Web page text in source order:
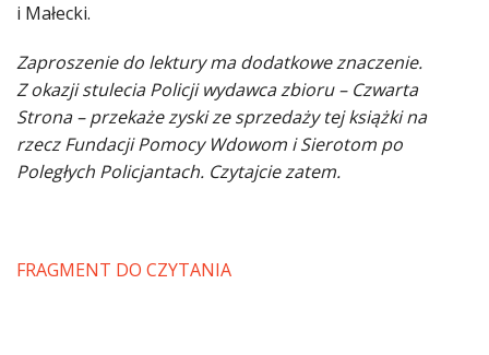
i Małecki.
Zaproszenie do lektury ma dodatkowe znaczenie.
Z okazji stulecia Policji wydawca zbioru – Czwarta
Strona – przekaże zyski ze sprzedaży tej książki na
rzecz Fundacji Pomocy Wdowom i Sierotom po
Poległych Policjantach. Czytajcie zatem.
FRAGMENT DO CZYTANIA